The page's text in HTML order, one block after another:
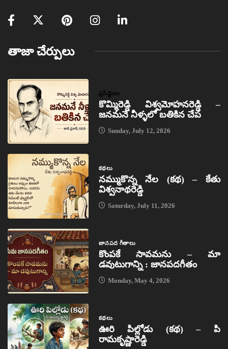
తాజా చేర్పులు
ప్రసిద్ధులు
కొమ్మిరెడ్డి విశ్వమోహనరెడ్డి –
జనమనే నీళ్ళలో బతికిన చేప
Sunday, July 12, 2026
కథలు
నమ్ముకొన్న నేల (కథ) – కేతు
విశ్వనాథరెడ్డి
Saturday, July 11, 2026
జానపద గీతాలు
కొంపకే సావమను – మా
డవుటుగాన్ని : జానపదగీతం
Monday, May 4, 2026
కథలు
ఊరి పిల్లోడు (కథ) – పి
రామకృష్ణారెడ్డి